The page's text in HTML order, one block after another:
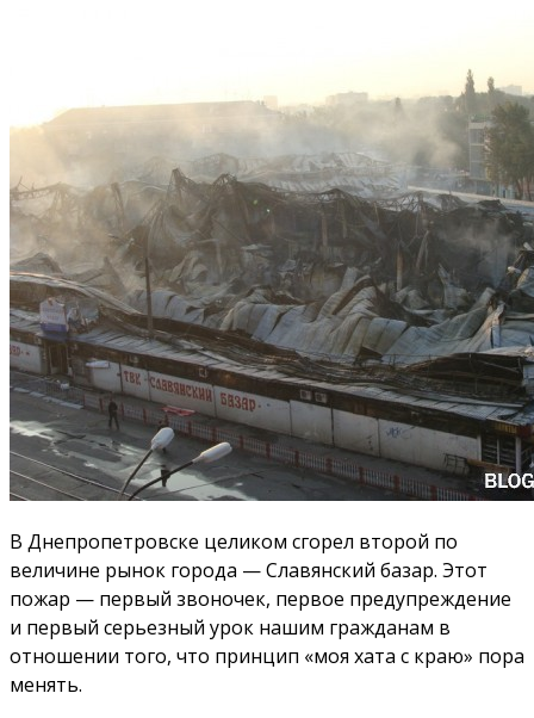
В Днепропетровске целиком сгорел второй по
величине рынок города — Славянский базар. Этот
пожар — первый звоночек, первое предупреждение
и первый серьезный урок нашим гражданам в
отношении того, что принцип «моя хата с краю» пора
менять.